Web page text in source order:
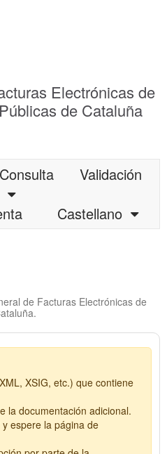
Electrónicas de
de Cataluña
Consulta
Validación
Castellano
de Facturas Electrónicas de
XSIG, etc.) que contiene
la documentación adicional.
espere la página de